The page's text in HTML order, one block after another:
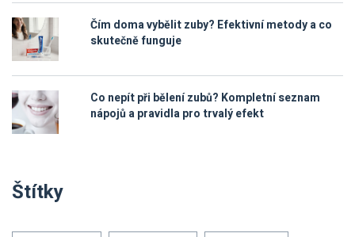
Čím doma vybělit zuby? Efektivní metody a co
skutečně funguje
Co nepít při bělení zubů? Kompletní seznam
nápojů a pravidla pro trvalý efekt
Štítky